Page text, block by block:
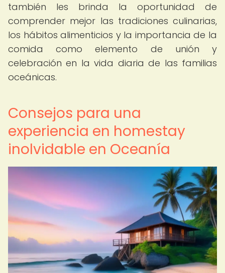
también les brinda la oportunidad de
comprender mejor las tradiciones culinarias,
los hábitos alimenticios y la importancia de la
comida como elemento de unión y
celebración en la vida diaria de las familias
oceánicas.
Consejos para una
experiencia en homestay
inolvidable en Oceanía